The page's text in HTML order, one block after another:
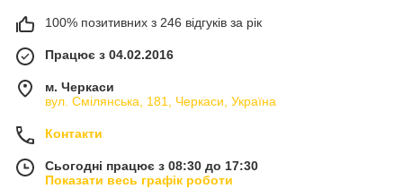
100% позитивних з 246 відгуків за рік
Працює з 04.02.2016
м. Черкаси
вул. Смілянська, 181, Черкаси, Україна
Контакти
Сьогодні працює з 08:30 до 17:30
Показати весь графік роботи